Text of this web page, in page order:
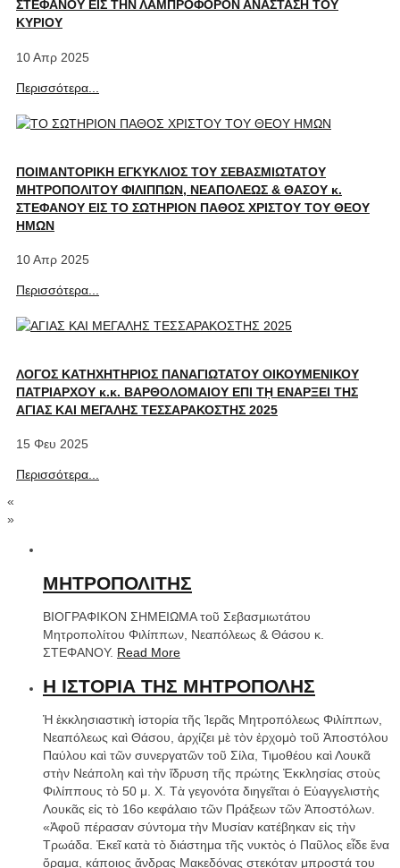
ΣΤΕΦΑΝΟΥ ΕΙΣ ΤΗΝ ΛΑΜΠΡΟΦΟΡΟΝ ΑΝΑΣΤΑΣΗ ΤΟΥ
ΚΥΡΙΟΥ
10 Απρ 2025
Περισσότερα...
ΠΟΙΜΑΝΤΟΡΙΚΗ ΕΓΚΥΚΛΙΟΣ ΤΟΥ ΣΕΒΑΣΜΙΩΤΑΤΟΥ
ΜΗΤΡΟΠΟΛΙΤΟΥ ΦΙΛΙΠΠΩΝ, ΝΕΑΠΟΛΕΩΣ & ΘΑΣΟΥ κ.
ΣΤΕΦΑΝΟΥ ΕΙΣ ΤΟ ΣΩΤΗΡΙΟΝ ΠΑΘΟΣ ΧΡΙΣΤΟΥ ΤΟΥ ΘΕΟΥ
ΗΜΩΝ
10 Απρ 2025
Περισσότερα...
ΛΟΓΟΣ ΚΑΤΗΧΗΤΗΡΙΟΣ ΠΑΝΑΓΙΩΤΑΤΟΥ ΟΙΚΟΥΜΕΝΙΚΟΥ
ΠΑΤΡΙΑΡΧΟΥ κ.κ. ΒΑΡΘΟΛΟΜΑΙΟΥ ΕΠΙ Τῌ ΕΝΑΡΞΕΙ ΤΗΣ
ΑΓΙΑΣ ΚΑΙ ΜΕΓΑΛΗΣ ΤΕΣΣΑΡΑΚΟΣΤΗΣ 2025
15 Φευ 2025
Περισσότερα...
«
»
ΜΗΤΡΟΠΟΛΙΤΗΣ
BIΟΓΡΑΦΙΚΟΝ ΣΗΜΕΙΩΜΑ τοῦ Σεβασμιωτάτου
Μητροπολίτου Φιλίππων, Νεαπόλεως & Θάσου κ.
ΣΤΕΦΑΝΟΥ. Read More
Η ΙΣΤΟΡΙΑ ΤΗΣ ΜΗΤΡΟΠΟΛΗΣ
Ἡ ἐκκλησιαστικὴ ἱστορία τῆς Ἱερᾶς Μητροπόλεως Φιλίππων,
Νεαπόλεως καὶ Θάσου, ἀρχίζει μὲ τὸν ἐρχομὸ τοῦ Ἀποστόλου
Παύλου καὶ τῶν συνεργατῶν τοῦ Σίλα, Τιμοθέου καὶ Λουκᾶ
στὴν Νεάπολη καὶ τὴν ἵδρυση τῆς πρώτης Ἐκκλησίας στοὺς
Φιλίππους τὸ 50 μ. Χ. Τὰ γεγονότα διηγεῖται ὁ Εὐαγγελιστὴς
Λουκᾶς εἰς τὸ 16ο κεφάλαιο τῶν Πράξεων τῶν Ἀποστόλων.
«Ἀφοῦ πέρασαν σύντομα τὴν Μυσίαν κατέβηκαν εἰς τὴν
Τρωάδα. Ἐκεῖ κατὰ τὸ διάστημα τῆς νυκτὸς ὁ Παῦλος εἶδε ἕνα
ὅραμα, κάποιος ἄνδρας Μακεδόνας στεκόταν μπροστά του